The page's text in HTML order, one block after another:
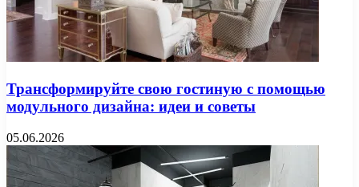
Трансформируйте свою гостиную с помощью
модульного дизайна: идеи и советы
05.06.2026